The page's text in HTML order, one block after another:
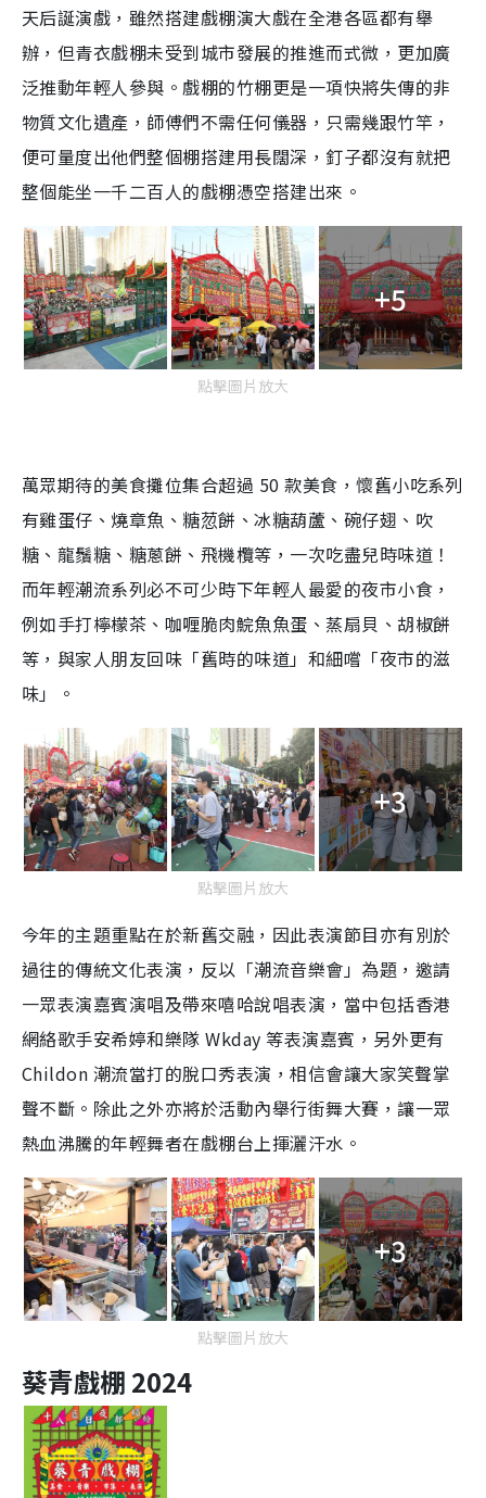
天后誕演戲，雖然搭建戲棚演大戲在全港各區都有舉
辦，但青衣戲棚未受到城市發展的推進而式微，更加廣
泛推動年輕人參與。戲棚的竹棚更是一項快將失傳的非
物質文化遺產，師傅們不需任何儀器，只需幾跟竹竿，
便可量度出他們整個棚搭建用長闊深，釘子都沒有就把
整個能坐一千二百人的戲棚憑空搭建出來。
+5
點擊圖片放大
萬眾期待的美食攤位集合超過 50 款美食，懷舊小吃系列
有雞蛋仔、燒章魚、糖䓤餅、冰糖葫蘆、碗仔翅、吹
糖、龍鬚糖、糖蔥餅、飛機欖等，一次吃盡兒時味道！
而年輕潮流系列必不可少時下年輕人最愛的夜市小食，
例如手打檸檬茶、咖喱脆肉鯇魚魚蛋、蒸扇貝、胡椒餅
等，與家人朋友回味「舊時的味道」和細嚐「夜市的滋
味」。
+3
點擊圖片放大
今年的主題重點在於新舊交融，因此表演節目亦有別於
過往的傳統文化表演，反以「潮流音樂會」為題，邀請
一眾表演嘉賓演唱及帶來嘻哈說唱表演，當中包括香港
網絡歌手安希婷和樂隊 Wkday 等表演嘉賓，另外更有
Childon 潮流當打的脫口秀表演，相信會讓大家笑聲掌
聲不斷。除此之外亦將於活動內舉行街舞大賽，讓一眾
熱血沸騰的年輕舞者在戲棚台上揮灑汗水。
+3
點擊圖片放大
葵青戲棚 2024